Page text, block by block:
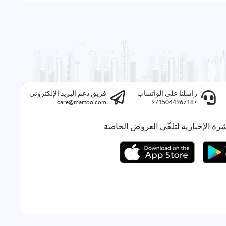
راسلنا على الواتساب
+971504496718
فريق دعم البريد الإلكتروني
care@martoo.com
الإخبارية لتلقّي العروض الخاصة